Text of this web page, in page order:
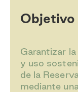
Objetivo
Garantizar
y uso
de la
mediante